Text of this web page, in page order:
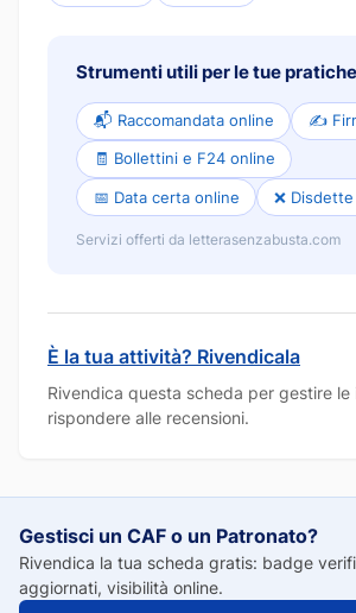
Strumenti utili per le tue pratiche
📬 Raccomandata online ✍️
🧾 Bollettini e F24 online
📅 Data certa online ❌
Servizi offerti da letterasenzabusta.com
È la tua attività? Rivendicala
Rivendica questa scheda per gestire le
rispondere alle recensioni.
Gestisci un CAF o un Patronato?
Rivendica la tua scheda gratis: badge
aggiornati, visibilità online.